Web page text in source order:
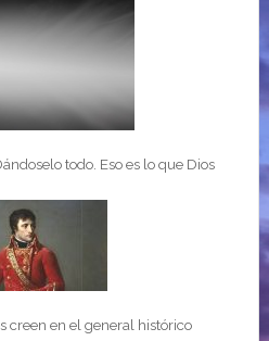
todo. Eso es lo que Dios
creen en el general histórico